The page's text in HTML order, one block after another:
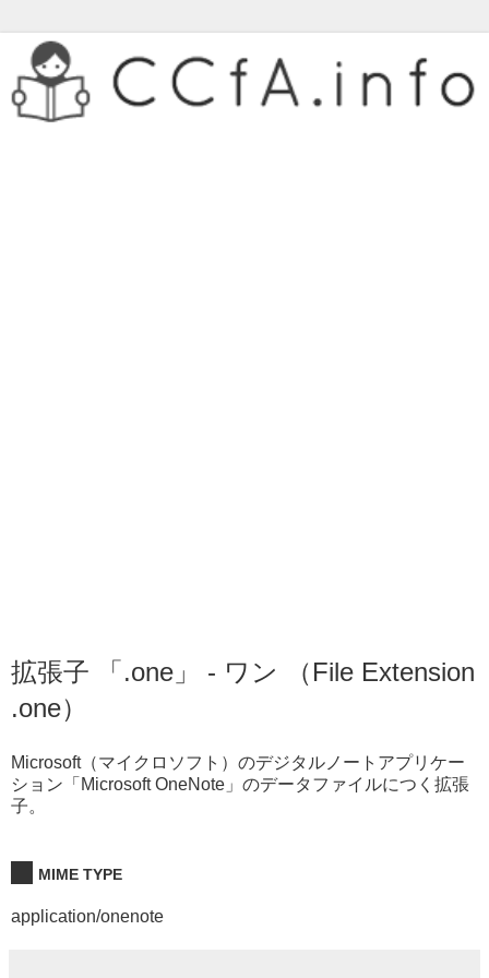
拡張子 「.one」 - ワン （File Extension
.one）
Microsoft（マイクロソフト）のデジタルノートアプリケー
ション「Microsoft OneNote」のデータファイルにつく拡張
子。
MIME TYPE
application/onenote